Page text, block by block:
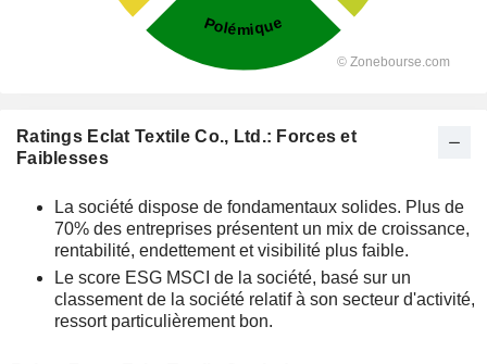
Ratings Eclat Textile Co., Ltd.: Forces et
Faiblesses
La société dispose de fondamentaux solides. Plus de
70% des entreprises présentent un mix de croissance,
rentabilité, endettement et visibilité plus faible.
Le score ESG MSCI de la société, basé sur un
classement de la société relatif à son secteur d'activité,
ressort particulièrement bon.